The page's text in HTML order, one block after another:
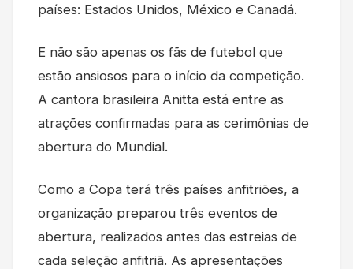
países: Estados Unidos, México e Canadá.
E não são apenas os fãs de futebol que
estão ansiosos para o início da competição.
A cantora brasileira Anitta está entre as
atrações confirmadas para as cerimônias de
abertura do Mundial.
Como a Copa terá três países anfitriões, a
organização preparou três eventos de
abertura, realizados antes das estreias de
cada seleção anfitriã. As apresentações